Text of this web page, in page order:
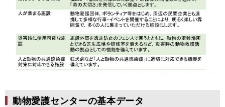
​動物愛護センターの基本データ